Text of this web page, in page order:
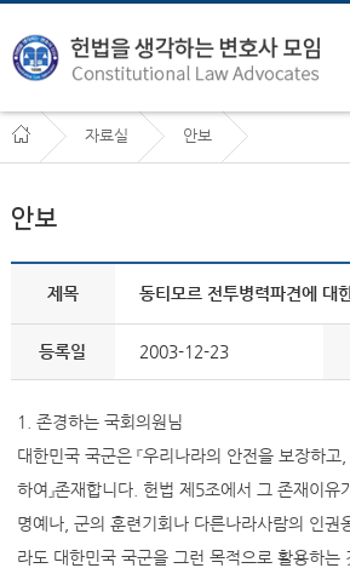
자료실 안보
안보
제목 동티모르 전투병력파견에 대
등록일 2003-12-23
1. 존경하는 국회의원님
대한민국 국군은 『우리나라의 안전을 보장하
하여』존재합니다. 헌법 제5조에서 그 존재이유
명예나, 군의 훈련기회나 다른나라사람의 인권
라도 대한민국 국군을 그런 목적으로 활용하는